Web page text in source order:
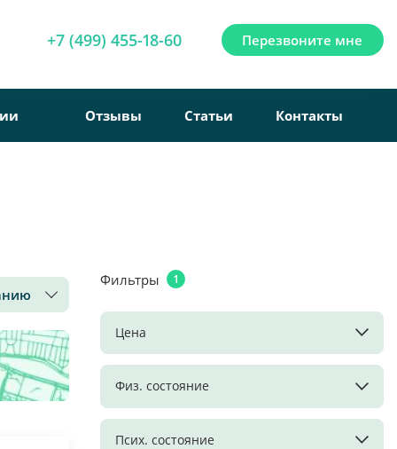
+7 (499) 455-18-60 Перезвоните мне
Отзывы Статьи Контакты
Фильтры 1
Цена
Физ. состояние
Псих. состояние